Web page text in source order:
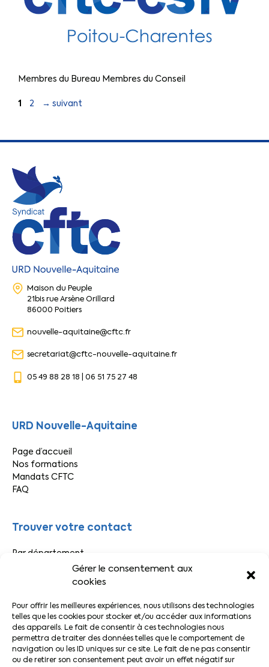
Gérer le consentement aux
cookies
Pour offrir les meilleures expériences, nous utilisons des technologies
telles que les cookies pour stocker et/ou accéder aux informations
des appareils. Le fait de consentir à ces technologies nous
permettra de traiter des données telles que le comportement de
navigation ou les ID uniques sur ce site. Le fait de ne pas consentir
ou de retirer son consentement peut avoir un effet négatif sur
Membres du Bureau Membres du Conseil
1 2 → suivant
Maison du Peuple
21bis rue Arsène Orillard
86000 Poitiers
nouvelle-aquitaine@cftc.fr
secretariat@cftc-nouvelle-aquitaine.fr
05 49 88 28 18 | 06 51 75 27 48
URD Nouvelle-Aquitaine
Page d’accueil
Nos formations
Mandats CFTC
FAQ
Trouver votre contact
Par département
Liens pratiques
Actualités CFTC
Adhérer à la CFTC
Le Décodeur